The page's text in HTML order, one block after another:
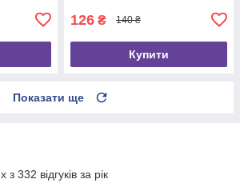
126 ₴ 140 ₴
Купити
Показати ще
332 відгуків за рік